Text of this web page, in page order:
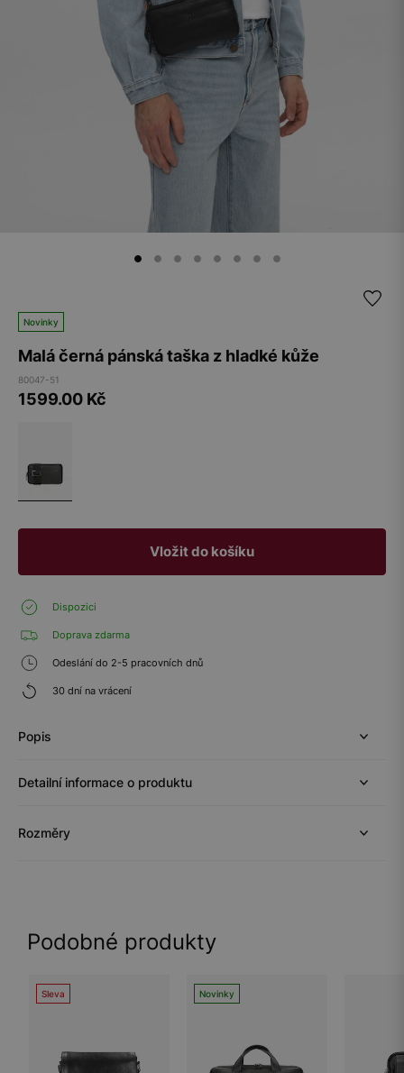
Novinky
Malá černá pánská taška z hladké kůže
80047-51
1599.00 Kč
Vložit do košíku
Dispozici
Doprava zdarma
Odeslání do 2-5 pracovních dnů
30 dní na vrácení
Popis
Detailní informace o produktu
Rozměry
Podobné produkty
Sleva Novinky